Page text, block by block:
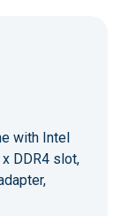
with Intel
DDR4 slot,